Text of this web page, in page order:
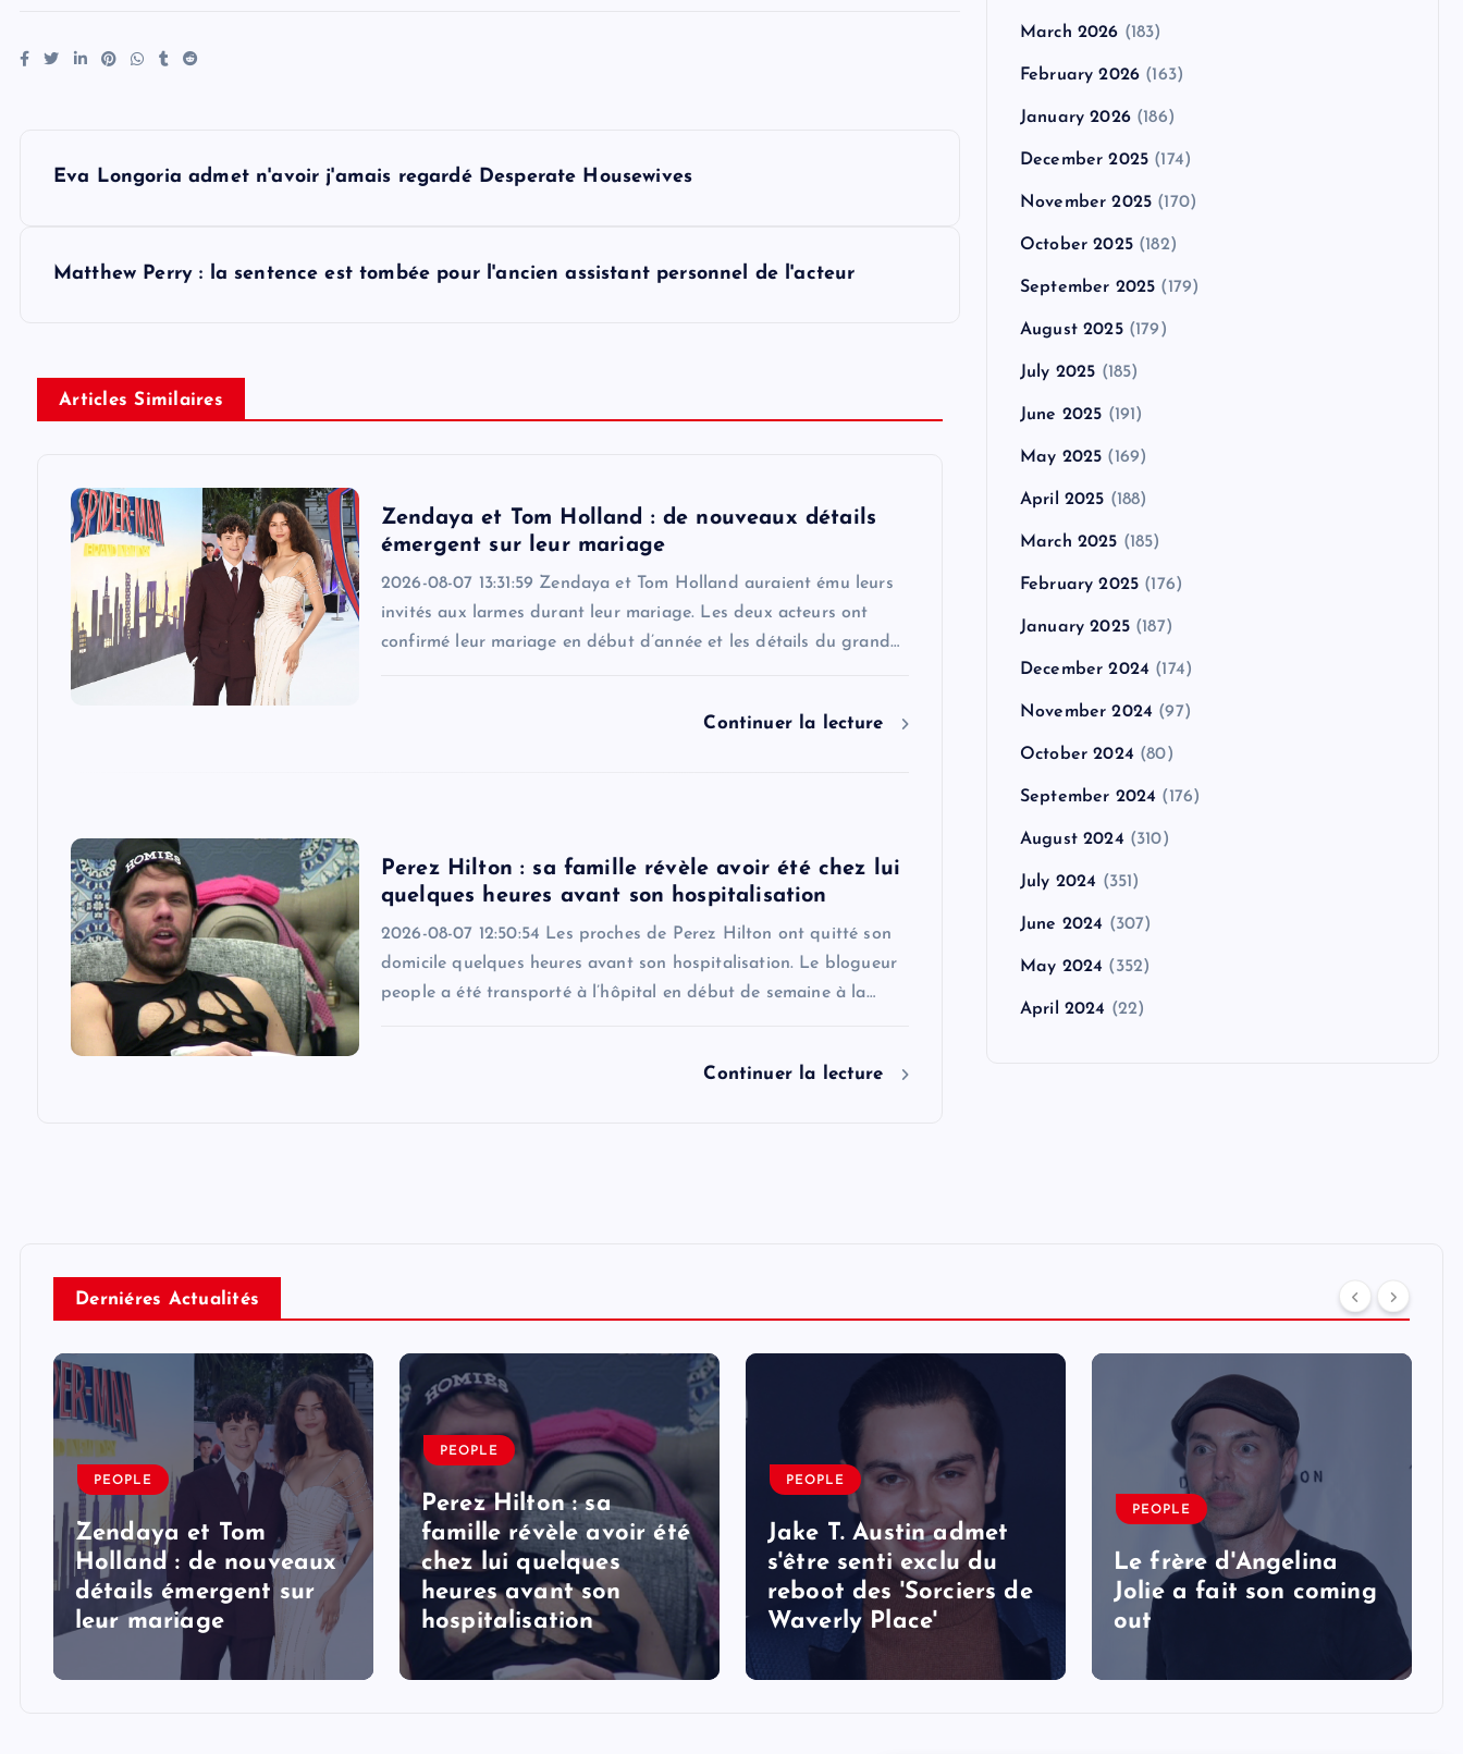
Eva Longoria admet n'avoir j'amais regardé Desperate Housewives
Matthew Perry : la sentence est tombée pour l'ancien assistant personnel de l'acteur
Articles Similaires
Zendaya et Tom Holland : de nouveaux détails
émergent sur leur mariage
2026-08-07 13:31:59 Zendaya et Tom Holland auraient ému leurs
invités aux larmes durant leur mariage. Les deux acteurs ont
confirmé leur mariage en début d’année et les détails du grand…
Continuer la lecture
Perez Hilton : sa famille révèle avoir été chez lui
quelques heures avant son hospitalisation
2026-08-07 12:50:54 Les proches de Perez Hilton ont quitté son
domicile quelques heures avant son hospitalisation. Le blogueur
people a été transporté à l’hôpital en début de semaine à la…
Continuer la lecture
March 2026 (183)
February 2026 (163)
January 2026(186)
December 2025 (174)
November 2025 (170)
October 2025(182)
September 2025 (179)
August 2025(179)
July 2025 (185)
June 2025 (191)
May 2025 (169)
April 2025 (188)
March 2025 (185)
February 2025 (176)
January 2025(187)
December 2024 (174)
November 2024 (97)
October 2024 (80)
September 2024 (176)
August 2024 (310)
July 2024 (351)
June 2024 (307)
May 2024 (352)
April 2024 (22)
Derniéres Actualités
PEOPLE
Zendaya et Tom
Holland : de nouveaux
détails émergent sur
leur mariage
PEOPLE
Perez Hilton : sa
famille révèle avoir été
chez lui quelques
heures avant son
hospitalisation
PEOPLE
Jake T. Austin admet
s'être senti exclu du
reboot des 'Sorciers de
Waverly Place'
PEOPLE
Le frère d'Angelina
Jolie a fait son coming
out